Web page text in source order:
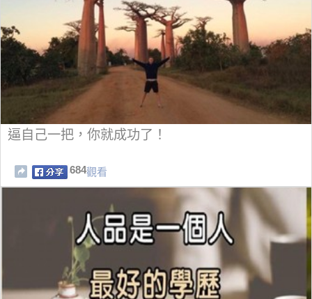
逼自己一把，你就成功了！
684觀看